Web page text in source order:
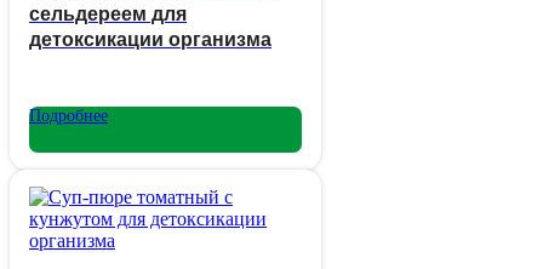
сельдереем для
детоксикации организма
Подробнее